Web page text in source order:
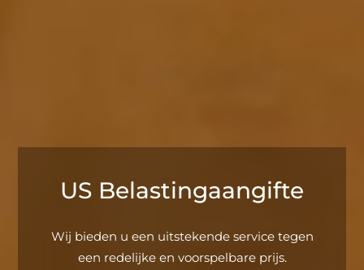
US Belastingaangifte
Wij bieden u een uitstekende service tegen
een redelijke en voorspelbare prijs.